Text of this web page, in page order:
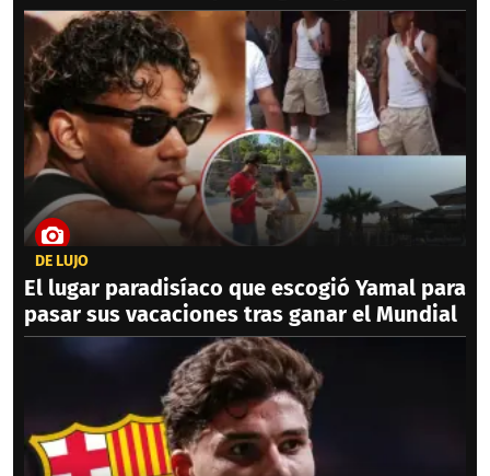
DE LUJO
El lugar paradisíaco que escogió Yamal para
pasar sus vacaciones tras ganar el Mundial